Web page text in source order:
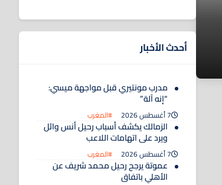
أحدث الأخبار
مدرب مونتيري قبل مواجهة ميسي:
“إنه آلة”
7 أغسطس 2026 #المغرب
الزمالك يكشف أسباب رحيل أنس وائل
ويرد على اتهامات اللاعب
7 أغسطس 2026 #المغرب
عموتة يرجح رحيل محمد شريف عن
الأهلي باتفاق